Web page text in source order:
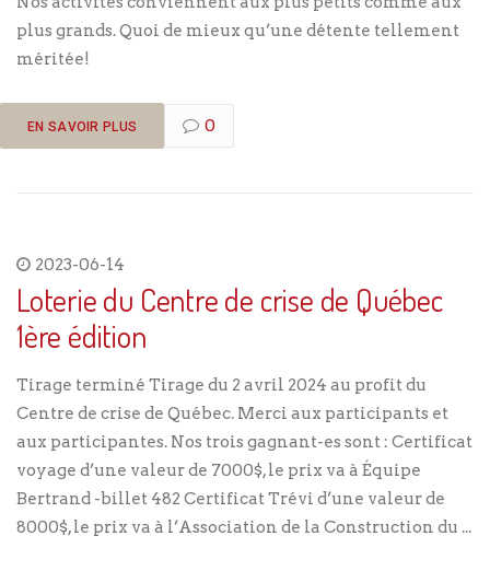
plus grands. Quoi de mieux qu’une détente tellement
méritée!
EN SAVOIR PLUS 0
2023-06-14
Loterie du Centre de crise de Québec
1ère édition
Tirage terminé Tirage du 2 avril 2024 au profit du
Centre de crise de Québec. Merci aux participants et
aux participantes. Nos trois gagnant-es sont : Certificat
voyage d’une valeur de 7000$, le prix va à Équipe
Bertrand -billet 482 Certificat Trévi d’une valeur de
8000$, le prix va à l’Association de la Construction du ...